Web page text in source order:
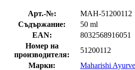
Арт.-№:
MAH-51200112
Съдържание:
50 ml
EAN:
8032568916051
Номер на
производителя:
51200112
Марки:
Maharishi